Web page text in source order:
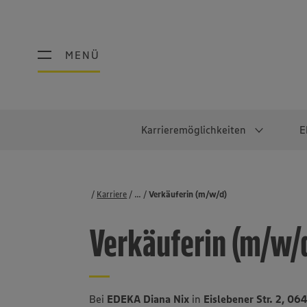
MENÜ
MENÜ
Karrieremöglichkeiten
Schülerpraktikum Abschlussarbeiten
Faires Gehalt
Diversität Lager & Logistik
Karriere Stellenbörse
Verkäuferin (m/w/d)
...
Verkäuferin (m/
Bei EDEKA Diana Nix in Eislebener Str. 2,